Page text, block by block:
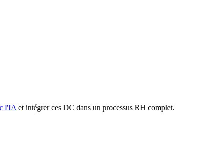
l'IA et intégrer ces DC dans un processus RH complet.